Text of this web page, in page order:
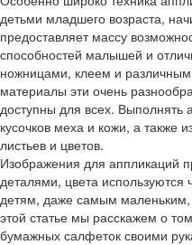
детьми младшего возраста,
предоставляет массу
способностей малышей и
ножницами, клеем и
материалы эти очень
доступны для всех. Выполнять
кусочков меха и кожи, а также
листьев и цветов.
Изображения для аппликаций
деталями, цвета используются
детям, даже самым маленьким,
этой статье мы расскажем о
бумажных салфеток своими